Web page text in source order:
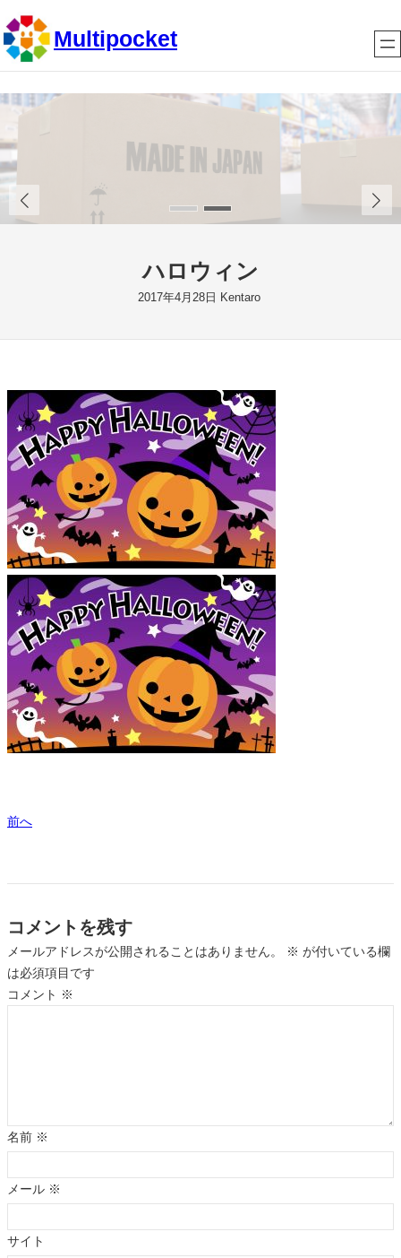
内
容
を
キ
プ
Multipocket
ハロウィン
2017年4月28日 Kentaro
前へ
コメントを残す
メールアドレスが公開されることはありません。 ※ が付いている欄
は必須項目です
コメント ※
名前 ※
メール ※
サイト